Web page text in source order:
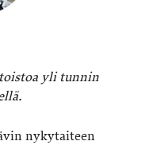
yli tunnin
nykytaiteen